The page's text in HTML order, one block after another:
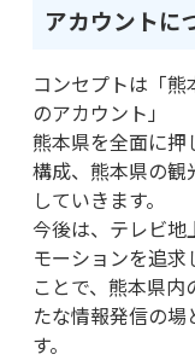
アカウントに
コンセプトは「
のアカウント」
熊本県を全面に押
構成、熊本県の観
していきます。
今後は、テレビ
モーションを追
ことで、熊本県
たな情報発信の場
す。